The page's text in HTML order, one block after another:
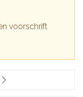
voorschrift